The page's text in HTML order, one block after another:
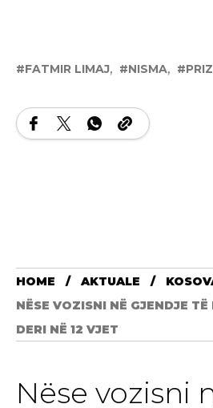
FATMIR LIMAJ NISMA
HOME AKTUALE
NËSE VOZISNI NË GJENDJE
DERI NË 12 VJET
Nëse vozisni